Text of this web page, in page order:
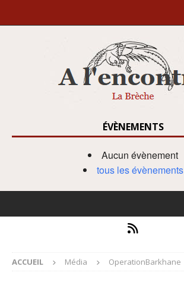
ÉVÈNEMENTS
Aucun évènement
tous les évènements
ACCUEIL Média OperationBarkhane